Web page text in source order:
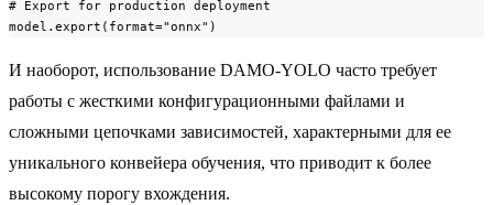
# Export for production deployment
model.export(format="onnx")
И наоборот, использование DAMO-YOLO часто требует
работы с жесткими конфигурационными файлами и
сложными цепочками зависимостей, характерными для ее
уникального конвейера обучения, что приводит к более
высокому порогу вхождения.